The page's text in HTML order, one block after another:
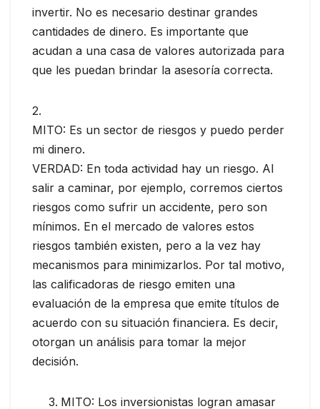
invertir. No es necesario destinar grandes
cantidades de dinero. Es importante que
acudan a una casa de valores autorizada para
que les puedan brindar la asesoría correcta.
2.
MITO: Es un sector de riesgos y puedo perder
mi dinero.
VERDAD: En toda actividad hay un riesgo. Al
salir a caminar, por ejemplo, corremos ciertos
riesgos como sufrir un accidente, pero son
mínimos. En el mercado de valores estos
riesgos también existen, pero a la vez hay
mecanismos para minimizarlos. Por tal motivo,
las calificadoras de riesgo emiten una
evaluación de la empresa que emite títulos de
acuerdo con su situación financiera. Es decir,
otorgan un análisis para tomar la mejor
decisión.
MITO: Los inversionistas logran amasar